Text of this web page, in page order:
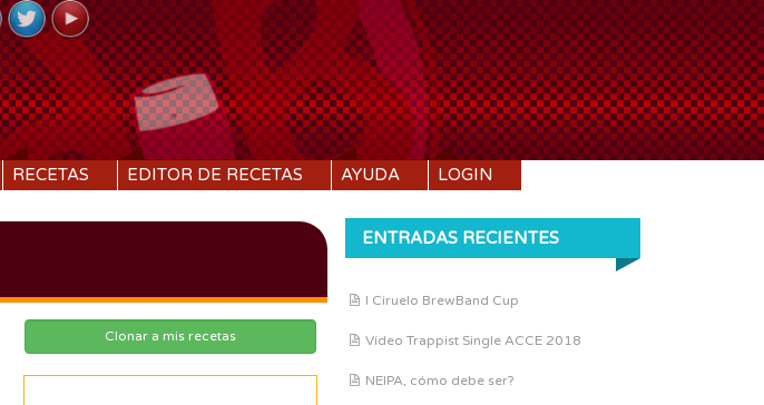
RECETAS EDITOR DE RECETAS AYUDA LOGIN
Clonar a mis recetas
ENTRADAS RECIENTES
I Ciruelo BrewBand Cup
Vídeo Trappist Single ACCE 2018
NEIPA, cómo debe ser?